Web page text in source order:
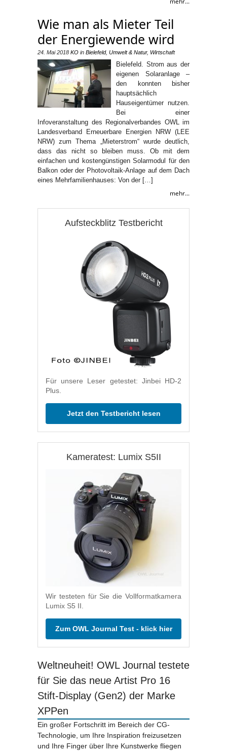
Wie man als Mieter Teil
der Energiewende wird
24. Mai 2018 KO in Bielefeld, Umwelt & Natur, Wirtschaft
Bielefeld. Strom aus der
eigenen Solaranlage –
den konnten bisher
hauptsächlich
Hauseigentümer nutzen.
Bei einer
Infoveranstaltung des Regionalverbandes OWL im
Landesverband Erneuerbare Energien NRW (LEE
NRW) zum Thema „Mieterstrom“ wurde deutlich,
dass das nicht so bleiben muss. Ob mit dem
einfachen und kostengünstigen Solarmodul für den
Balkon oder der Photovoltaik-Anlage auf dem Dach
eines Mehrfamilienhauses: Von der […]
mehr...
Aufsteckblitz Testbericht
Für unsere Leser getestet: Jinbei HD-2
Plus.
Jetzt den Testbericht lesen
Kameratest: Lumix S5II
Wir testeten für Sie die Vollformatkamera
Lumix S5 II.
Zum OWL Journal Test - klick hier
Weltneuheit! OWL Journal testete
für Sie das neue Artist Pro 16
Stift-Display (Gen2) der Marke
XPPen
Ein großer Fortschritt im Bereich der CG-
Technologie, um Ihre Inspiration freizusetzen
und Ihre Finger über Ihre Kunstwerke fliegen